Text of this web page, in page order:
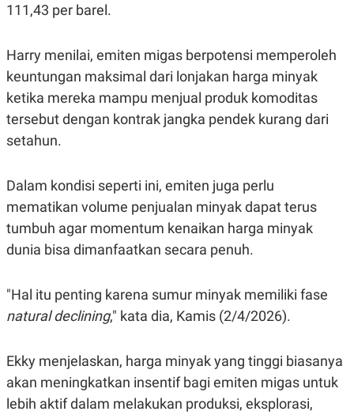
111,43 per barel.
Harry menilai, emiten migas berpotensi memperoleh
keuntungan maksimal dari lonjakan harga minyak
ketika mereka mampu menjual produk komoditas
tersebut dengan kontrak jangka pendek kurang dari
setahun.
Dalam kondisi seperti ini, emiten juga perlu
mematikan volume penjualan minyak dapat terus
tumbuh agar momentum kenaikan harga minyak
dunia bisa dimanfaatkan secara penuh.
"Hal itu penting karena sumur minyak memiliki fase
natural declining," kata dia, Kamis (2/4/2026).
Ekky menjelaskan, harga minyak yang tinggi biasanya
akan meningkatkan insentif bagi emiten migas untuk
lebih aktif dalam melakukan produksi, eksplorasi,